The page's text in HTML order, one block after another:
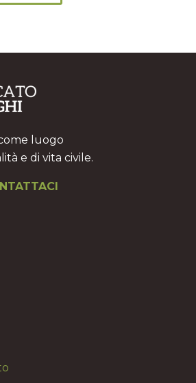
luogo
e di vita civile.